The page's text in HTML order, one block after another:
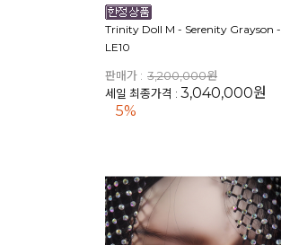
Trinity Doll M - Serenity Grayson -
LE10
판매가 : 3,200,000원
세일 최종가격 : 3,040,000원
5%